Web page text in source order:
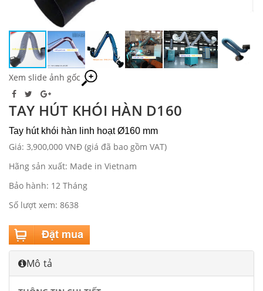
Xem slide ảnh gốc
TAY HÚT KHÓI HÀN D160
Tay hút khói hàn linh hoạt Ø160 mm
Giá: 3,900,000 VNĐ (giá đã bao gồm VAT)
Hãng sản xuất: Made in Vietnam
Bảo hành: 12 Tháng
Số lượt xem: 8638
Mô tả